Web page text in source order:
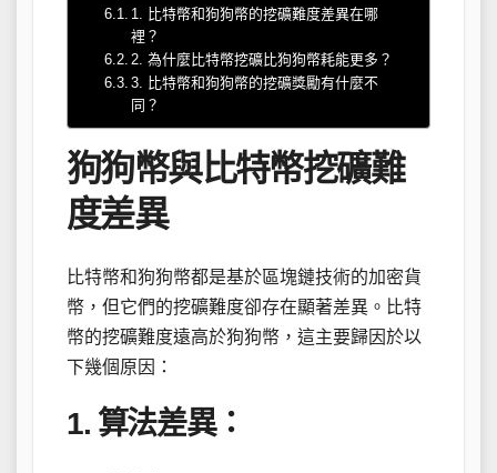
1. 比特幣和狗狗幣的挖礦難度差異在哪
裡？
2. 為什麼比特幣挖礦比狗狗幣耗能更多？
3. 比特幣和狗狗幣的挖礦獎勵有什麼不
同？
狗狗幣與比特幣挖礦難
度差異
比特幣和狗狗幣都是基於區塊鏈技術的加密貨
幣，但它們的挖礦難度卻存在顯著差異。比特
幣的挖礦難度遠高於狗狗幣，這主要歸因於以
下幾個原因：
1. 算法差異：